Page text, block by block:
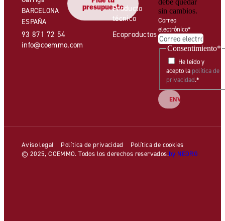
BARCELONA
ESPAÑA
93 871 72 54
info@coemmo.com
presupuestoProducto
técnico
Ecoproductos
debe quedar
sin cambios.
Correo
electrónico*
Consentimiento*
He leído y
acepto la política de
privacidad.*
Aviso legal Política de privacidad
Política de cookies
© 2025, COEMMO. Todos los derechos reservados.by NEORG